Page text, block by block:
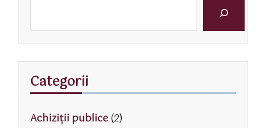
Categorii
Achiziții publice(2)